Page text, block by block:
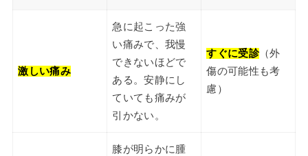
激しい痛み
急に起こった強
い痛みで、我慢
できないほどで
ある。安静にし
ていても痛みが
引かない。
すぐに受診（外
傷の可能性も考
慮）
膝が明らかに腫